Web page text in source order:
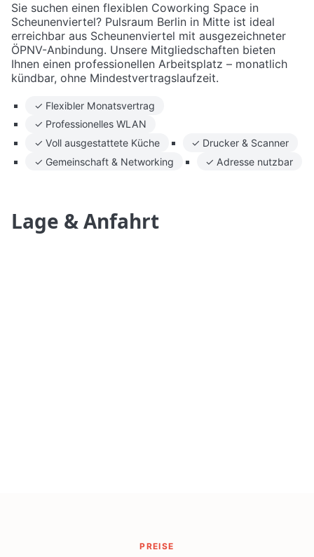
Sie suchen einen flexiblen Coworking Space in
Scheunenviertel? Pulsraum Berlin in Mitte ist ideal
erreichbar aus Scheunenviertel mit ausgezeichneter
ÖPNV-Anbindung. Unsere Mitgliedschaften bieten
Ihnen einen professionellen Arbeitsplatz – monatlich
kündbar, ohne Mindestvertragslaufzeit.
✓ Flexibler Monatsvertrag
✓ Professionelles WLAN
✓ Voll ausgestattete Küche
✓ Drucker & Scanner
✓ Gemeinschaft & Networking
✓ Adresse nutzbar
Lage & Anfahrt
PREISE